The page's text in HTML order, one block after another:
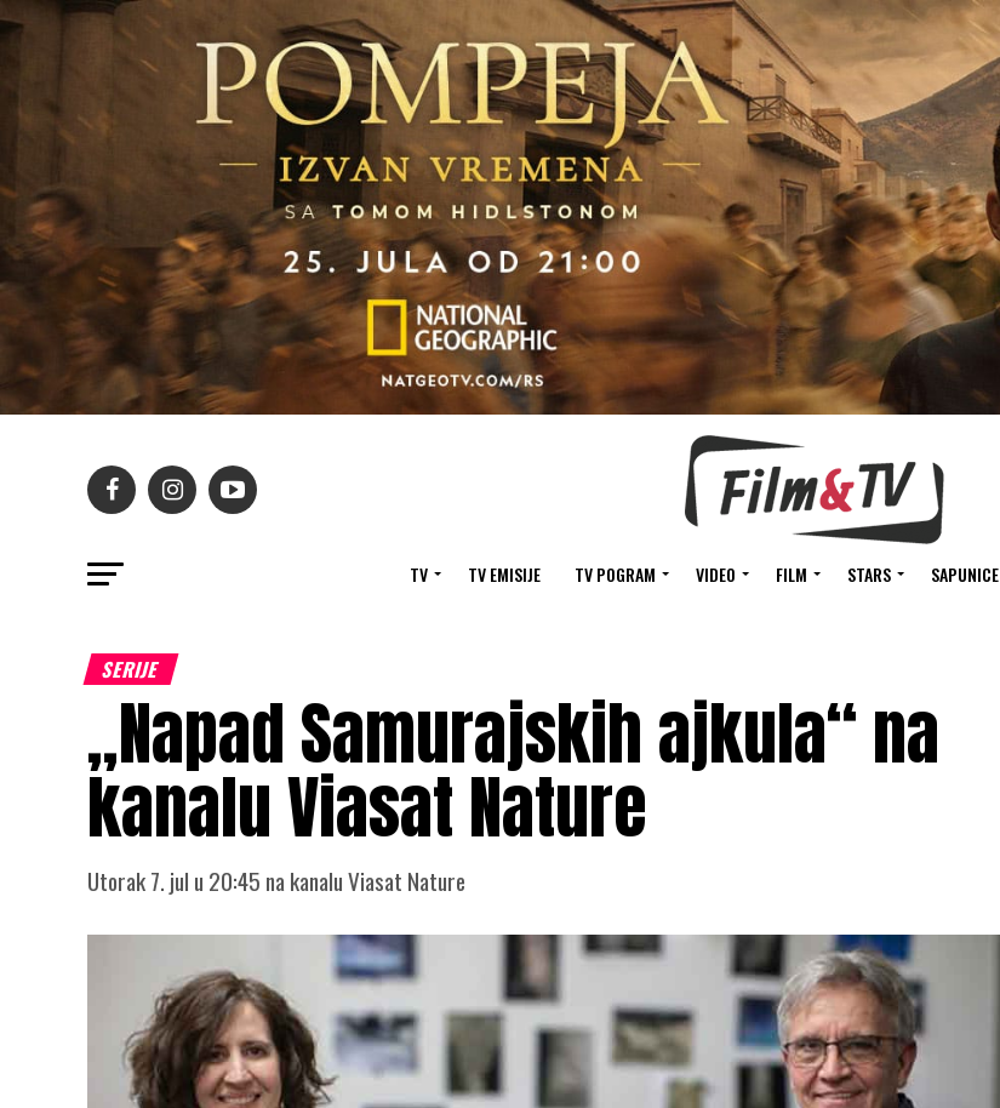
TV TV EMISIJE TV POGRAM VIDEO FILM STARS SAPUNICE
SERIJE
„Napad Samurajskih ajkula“ na
kanalu Viasat Nature
Utorak 7. jul u 20:45 na kanalu Viasat Nature